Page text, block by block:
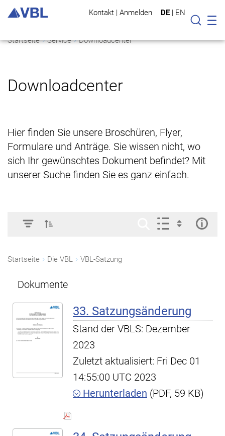
Kontakt | Anmelden DE | EN
Suche
Startseite Service Downloadcenter
Downloadcenter
Hier finden Sie unsere Broschüren, Flyer,
Formulare und Anträge. Sie wissen nicht, wo
sich Ihr gewünschtes Dokument befindet? Mit
unserer Suche finden Sie es ganz einfach.
Startseite Die VBL VBL-Satzung
Dokumente
33. Satzungsänderung
Stand der VBLS: Dezember
2023
Zuletzt aktualisiert: Fri Dec 01
14:55:00 UTC 2023
Herunterladen (PDF, 59 KB)